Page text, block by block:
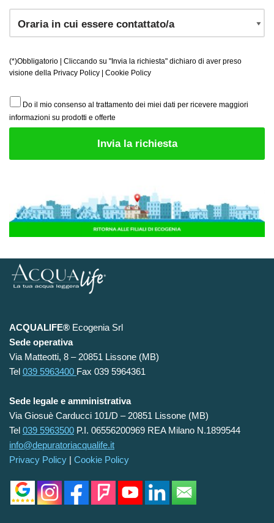
(*)Obbligatorio | Cliccando su "Invia la richiesta" dichiaro di aver preso
visione della Privacy Policy Cookie Policy
Do il mio consenso al trattamento dei miei dati per ricevere maggiori
informazioni su prodotti e offerte
ACQUALIFE® Ecogenia Srl
Sede operativa
Via Matteotti, 8 – 20851 Lissone (MB)
Tel 039 5963400 Fax 039 5964361
Sede legale e amministrativa
Via Giosuè Carducci 101/D – 20851 Lissone (MB)
Tel 039 5963500 P.I. 06556200969 REA Milano N.1899544
info@depuratoriacqualife.it
Privacy Policy | Cookie Policy